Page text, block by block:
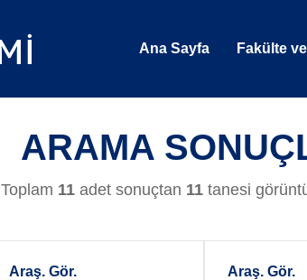
Ana Sayfa Fakülte
ARAMA
Toplam 11 adet sonuçtan 11 tanesi
Araş. Gör.
Araş. Gör.